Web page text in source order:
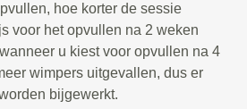
hoe korter de sessie
voor het opvullen na 2 weken
u kiest voor opvullen na 4
wimpers uitgevallen, dus er
bijgewerkt.